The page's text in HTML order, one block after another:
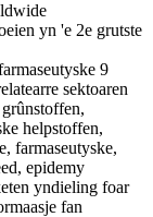
yn 'e 2e grutste
9
sektoaren
helpstoffen,
farmaseutyske,
epidemy
yndieling foar
fan